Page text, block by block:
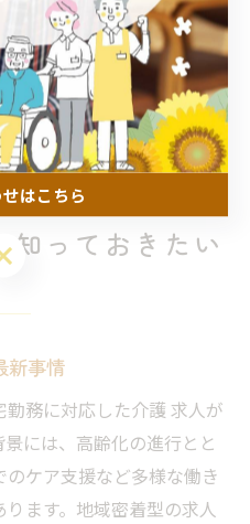
い方にもおすすめです。
用者さんやご家族から感
っている」という声も多
会貢献を実感できるのが
知っておきたい
新事情
務に対応した介護 求人が
には、高齢化の進行とと
ケア支援など多様な働き
ます。地域密着型の求人
はこちら
はこちら